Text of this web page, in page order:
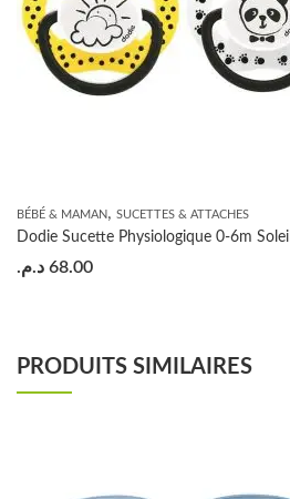
BÉBÉ & MAMAN, SUCETTES & ATTACHES
Dodie Sucette Physiologique 0-6m Soleil
68.00 د.م.
PRODUITS SIMILAIRES